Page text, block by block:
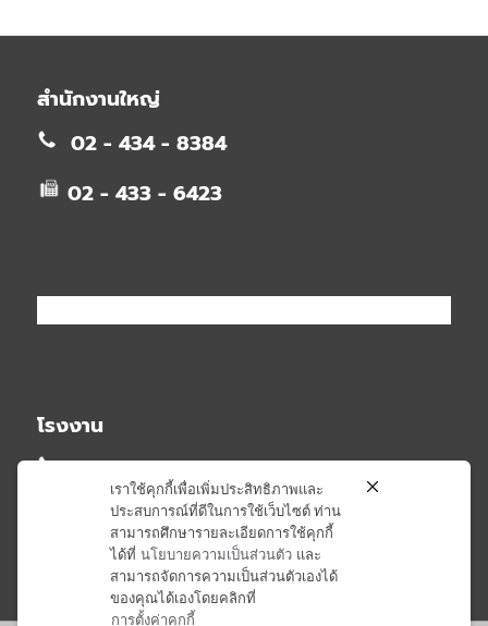
สำนักงานใหญ่
02 - 434 - 8384
02 - 433 - 6423
โรงงาน
02 - 581 - 2348
02 - 581 - 6407
เราใช้คุกกี้เพื่อเพิ่มประสิทธิภาพและ
ประสบการณ์ที่ดีในการใช้เว็บไซต์ ท่าน
สามารถศึกษารายละเอียดการใช้คุกกี้
ได้ที่ นโยบายความเป็นส่วนตัว และ
สามารถจัดการความเป็นส่วนตัวเองได้
ของคุณได้เองโดยคลิกที่
การตั้งค่าคุกกี้